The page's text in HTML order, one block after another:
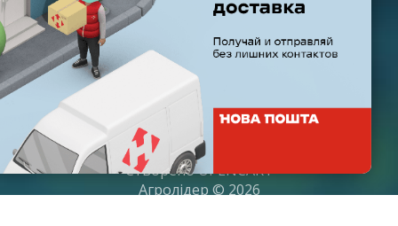
ГРАФІК РОБОТИ
Пн-Пт: з 8:00 до 21:00
Субота: з 9:00 до 20:00
Неділя: з 10:00 до 19:00
СтвореноOPENCART
Агролідер © 2026